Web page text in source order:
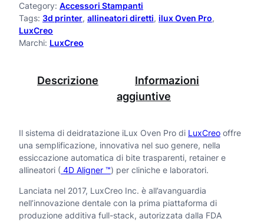
O
v
e
o
q
u
a
n
Category: Accessori Stampanti
Tags: 3d printer, allineatori diretti, ilux Oven Pro
LuxCreo
Marchi: LuxCreo
Descrizione
Informazioni
aggiuntive
Il sistema di deidratazione iLux Oven Pro di LuxCreo offre
una semplificazione, innovativa nel suo genere, nella
essiccazione automatica di bite trasparenti, retainer e
allineatori ( 4D Aligner ™️) per cliniche e laboratori.
Lanciata nel 2017, LuxCreo Inc. è all’avanguardia
nell’innovazione dentale con la prima piattaforma di
produzione additiva full-stack, autorizzata dalla FDA